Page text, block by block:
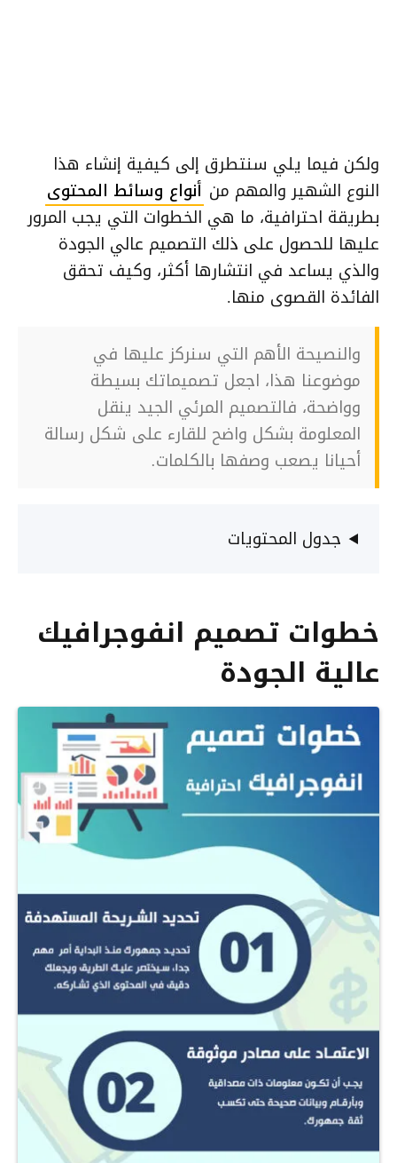
ولكن فيما يلي سنتطرق إلى كيفية إنشاء هذا
النوع الشهير والمهم من أنواع وسائط المحتوى
بطريقة احترافية، ما هي الخطوات التي يجب المرور
عليها للحصول على ذلك التصميم عالي الجودة
والذي يساعد في انتشارها أكثر، وكيف تحقق
الفائدة القصوى منها.
والنصيحة الأهم التي سنركز عليها في
موضوعنا هذا، اجعل تصميماتك بسيطة
وواضحة، فالتصميم المرئي الجيد ينقل
المعلومة بشكل واضح للقارء على شكل رسالة
أحيانا يصعب وصفها بالكلمات.
جدول المحتويات
خطوات تصميم انفوجرافيك
عالية الجودة